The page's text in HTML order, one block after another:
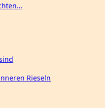
Rieseln